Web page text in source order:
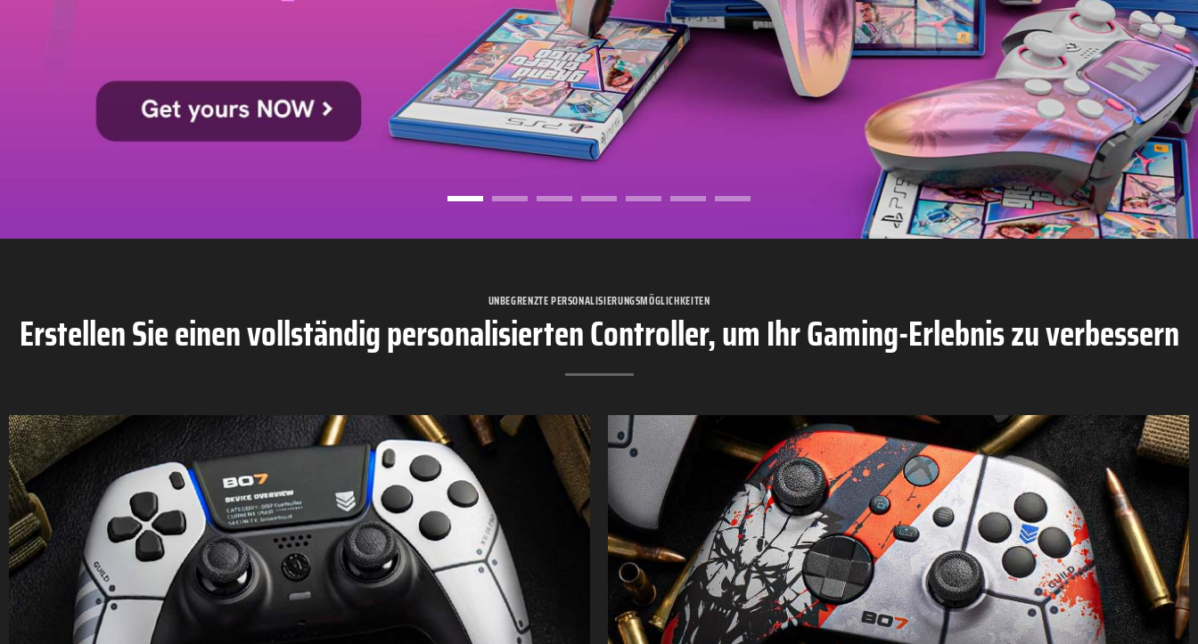
UNBEGRENZTE PERSONALISIERUNGSMÖGLICHKEITEN
Erstellen Sie einen vollständig personalisierten Controller, um Ihr Gaming-Erlebnis zu verbessern